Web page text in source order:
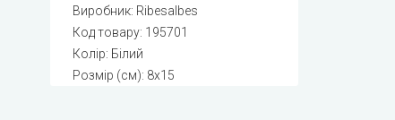
Виробник: Ribesalbes
Код товару: 195701
Колір: Білий
Розмір (см): 8x15